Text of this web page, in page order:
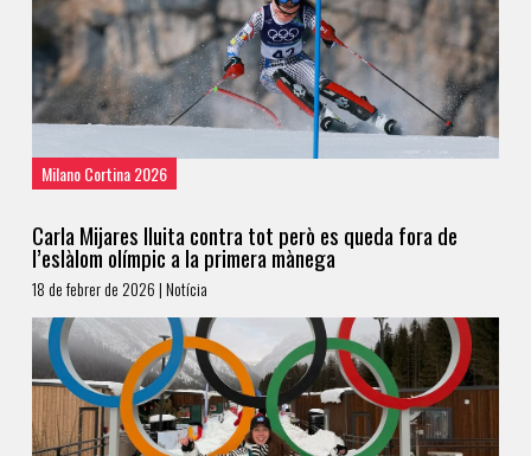
Milano Cortina 2026
Carla Mijares lluita contra tot però es queda fora de
l’eslàlom olímpic a la primera mànega
18 de febrer de 2026 | Notícia